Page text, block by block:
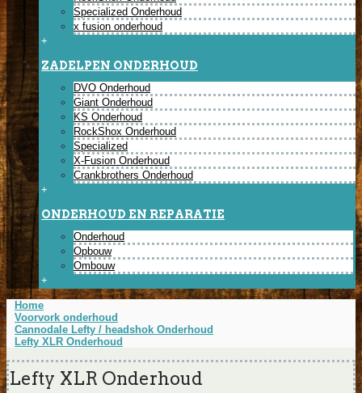
Specialized Onderhoud
x fusion onderhoud
+
ZADELPEN ONDERHOUD
DVO Onderhoud
Giant Onderhoud
KS Onderhoud
RockShox Onderhoud
Specialized
X-Fusion Onderhoud
Crankbrothers Onderhoud
+
ONDERHOUD EN REPARATIE
Onderhoud
Opbouw
Ombouw
+
Home
Voorvork onderhoud
Cannodale Lefty / headshok Onderhoud
Lefty XLR Onderhoud
Lefty XLR Onderhoud